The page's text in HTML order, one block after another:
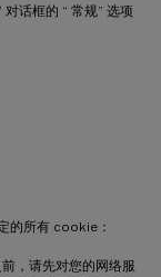
话框的 “ 常规” 选项
的所有 cookie：
，请先对您的网络服